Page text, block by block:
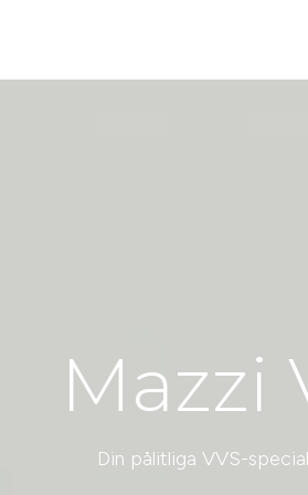
Mazzi
Din pålitliga VVS-